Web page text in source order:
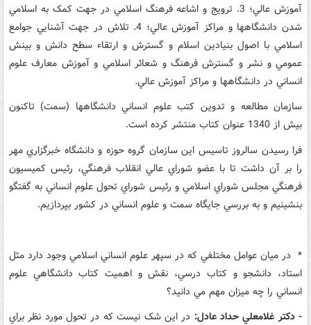
آموزش عالي؛ 3. ترويج و اشاعه فرهنگ اسلامي در جهت کمک به اسلامي
شدن دانشگاهها و مراکز آموزش عالي؛ 4. تلاش در جهت آشنايي جوامع
اسلامي با اصول بنيادين اسلام و گسترش و ارتقاء سطح دانش و بينش
عمومي و نشر و گسترش فرهنگ و شعائر اسلامي و آموزش معارف علوم
انساني در دانشگاهها و مراکز آموزش عالي.
سازمان مطالعه و تدوين کتب علوم انساني دانشگاهها (سمت) تاکنون
بيش از 1340 عنوان کتاب منتشر کرده است.
فرا رسيدن سالروز تاسيس اين سازمان گروه حوزه و دانشگاه خبرگزاري مهر
را بر آن داشت تا با عضو شوراي عالي انقلاب فرهنگي، رئيس کميسيون
فرهنگي مجلس شوراي اسلامي و رئيس شوراي تحول علوم انساني به گفتگو
بنشينيم و به بررسي جايگاه سمت و علوم انساني در کشور بپردازيم.
* در ميان عوامل مختلفي که در سپهر علوم انساني اسلامي وجود دارد مثل
استاد، دانشجو و کتاب درسي، نقش و اهميت کتاب دانشگاهي علوم
انساني را چه ميزان مهم مي دانيد؟
- دکتر غلامعلي حداد عادل: در اين شک نيست که در تحول مورد نظر براي